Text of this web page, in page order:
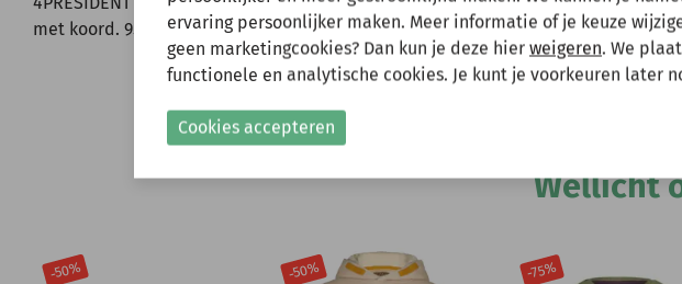
met koord. 95% katoen, 5% elastaan
Wellicht
-50% -50% -75%
Gelieve hier rekening mee te houden bij het
Shop nu!
ervaring persoonlijker maken. Meer informatie of je keuze
geen marketingcookies? Dan kun je deze hier weigeren. We
functionele en analytische cookies. Je kunt je voorkeuren later
Cookies accepteren